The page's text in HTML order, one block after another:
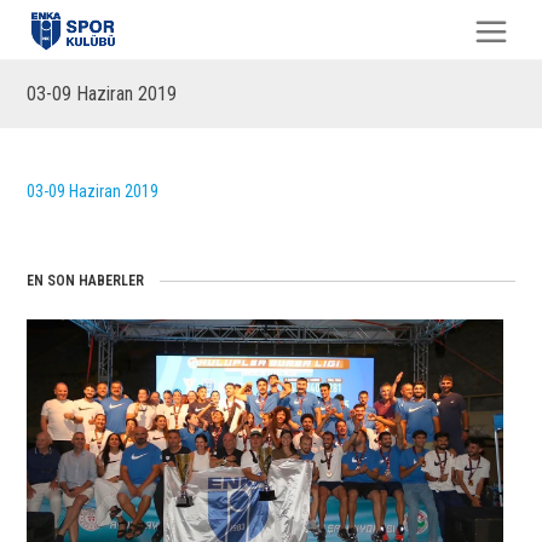
03-09 Haziran 2019
03-09 Haziran 2019
EN SON HABERLER